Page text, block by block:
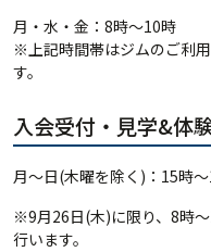
月・水・金：8時〜10時
※上記時間帯はジムのご利
す。
入会受付・見学&体
月〜日(木曜を除く)：15時
※9月26日(木)に限り、8時
行います。